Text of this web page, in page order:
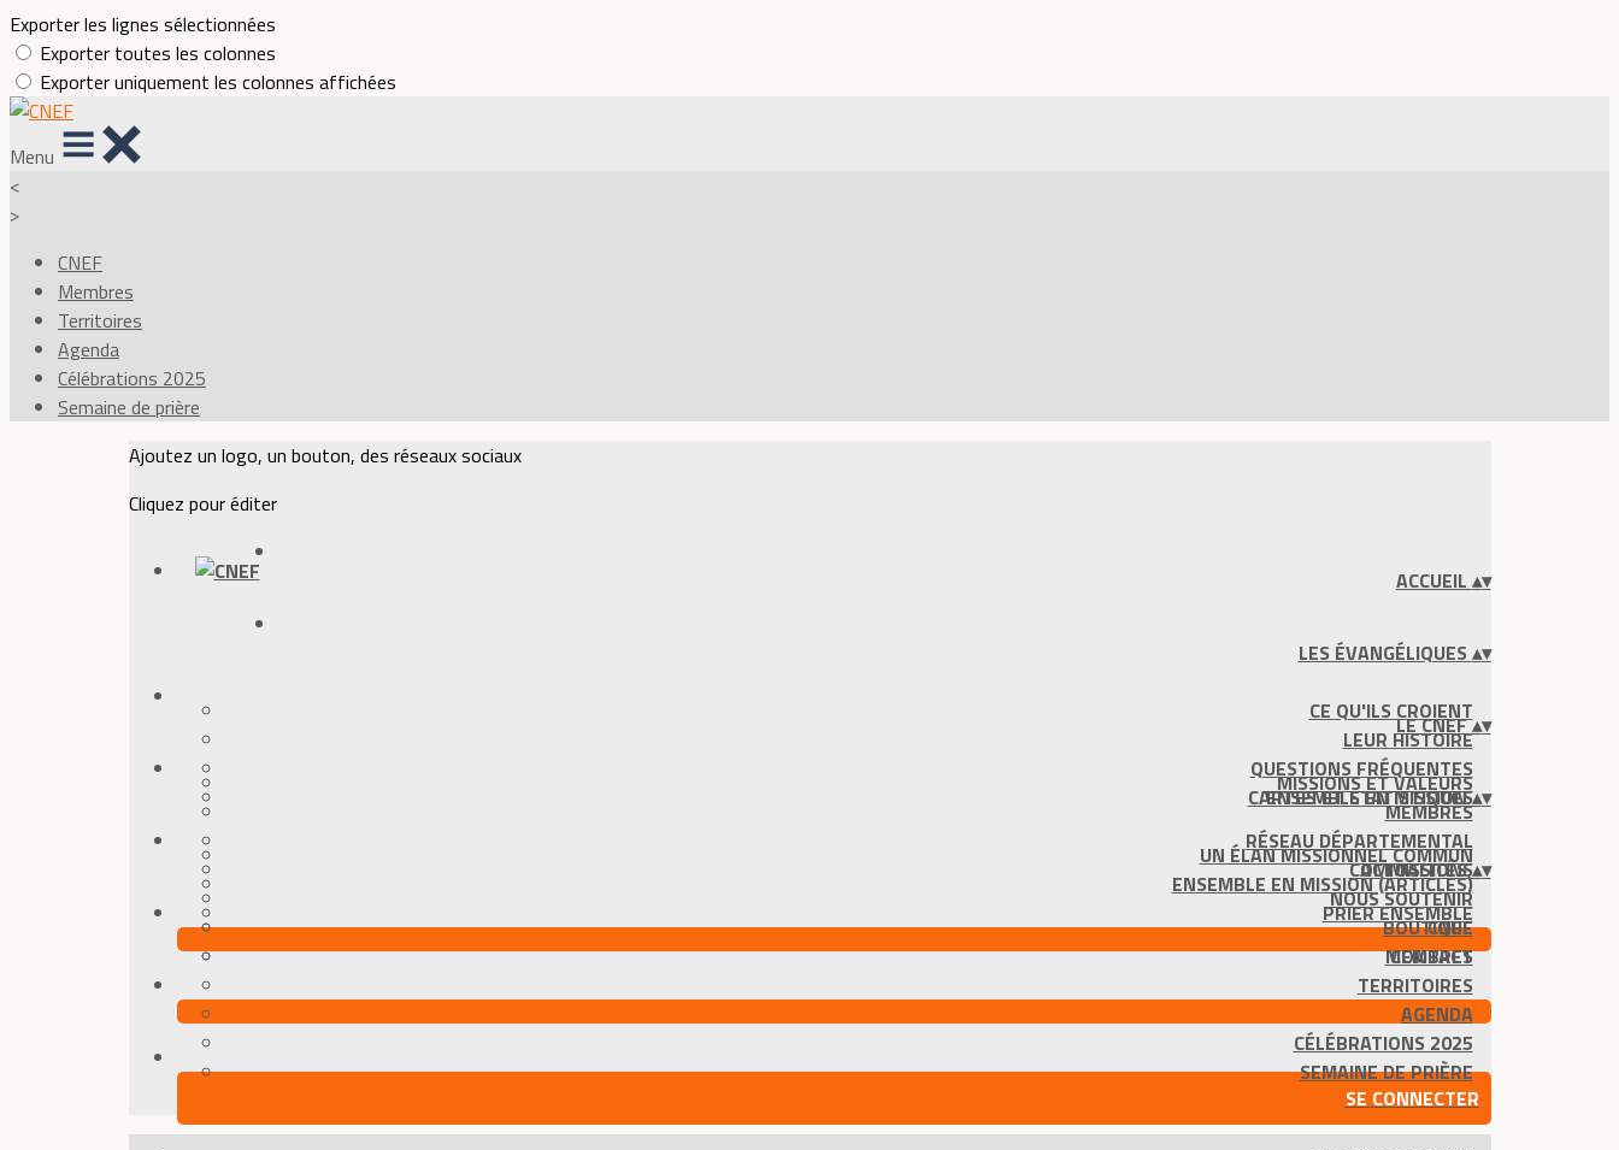
Exporter les lignes sélectionnées
Exporter toutes les colonnes
Exporter uniquement les colonnes affichées
Menu
<
>
CNEF
Membres
Territoires
Agenda
Célébrations 2025
Semaine de prière
Ajoutez un logo, un bouton, des réseaux sociaux
Cliquez pour éditer
ACCUEIL ▴▾
LES ÉVANGÉLIQUES ▴▾
CE QU'ILS CROIENT
LEUR HISTOIRE
QUESTIONS FRÉQUENTES
CARTES ET STATISTIQUES
LE CNEF▴▾
MISSIONS ET VALEURS
MEMBRES
RÉSEAU DÉPARTEMENTAL
COMMISSIONS
NOUS SOUTENIR
BOUTIQUE
CONTACT
ENSEMBLE EN MISSION▴▾
UN ÉLAN MISSIONNEL COMMUN
ENSEMBLE EN MISSION (ARTICLES)
PRIER ENSEMBLE
ACTUALITÉS▴▾
CNEF
MEMBRES
TERRITOIRES
AGENDA
CÉLÉBRATIONS 2025
SEMAINE DE PRIÈRE
SE CONNECTER